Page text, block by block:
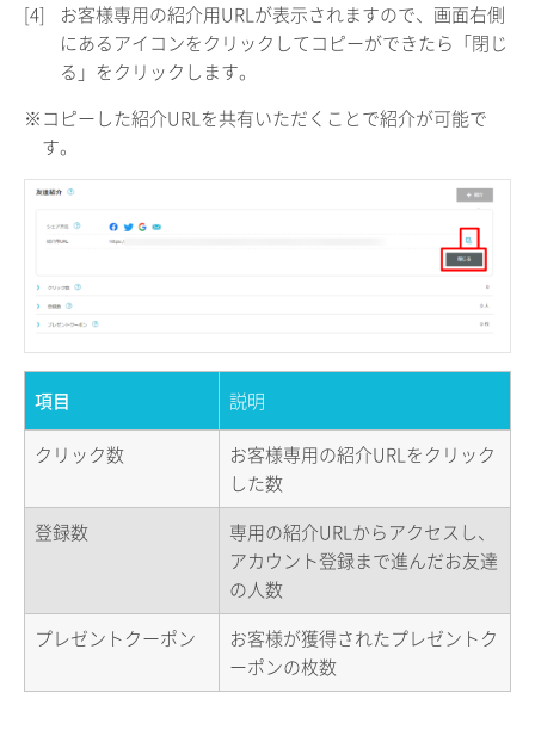
[4]
お客様専用の紹介用URLが表示されますので、画面右側
にあるアイコンをクリックしてコピーができたら「閉じ
る」をクリックします。
※コピーした紹介URLを共有いただくことで紹介が可能で
す。
項目 説明
クリック数
お客様専用の紹介URLをクリック
した数
登録数
専用の紹介URLからアクセスし、
アカウント登録まで進んだお友達
の人数
プレゼントクーポン
お客様が獲得されたプレゼントク
ーポンの枚数